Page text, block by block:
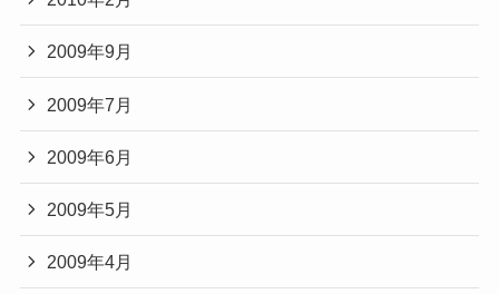
2009年9月
2009年7月
2009年6月
2009年5月
2009年4月